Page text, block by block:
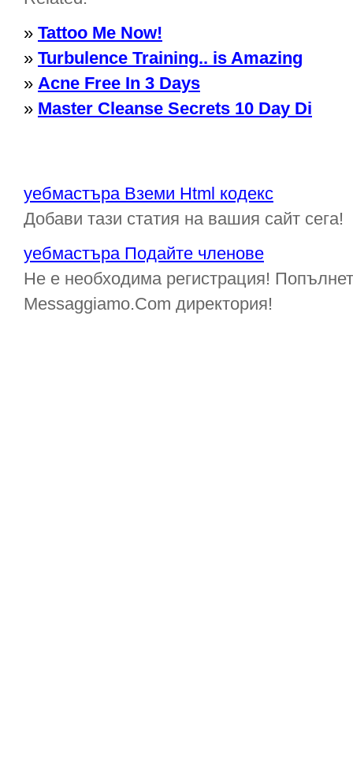
» Tattoo Me Now!
» Turbulence Training.. is Amazing
» Acne Free In 3 Days
» Master Cleanse Secrets 10 Day Di
уебмастъра Вземи Html кодекс
Добави тази статия на вашия сайт сега!
уебмастъра Подайте членове
Не е необходима регистрация!
Messaggiamo.Com директория!